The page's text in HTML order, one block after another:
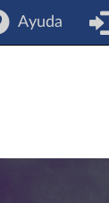
Ayuda